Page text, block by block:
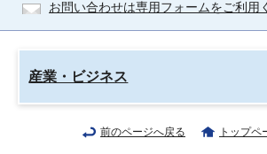
お問い合わせは専用フォームをご利用
産業・ビジネス
前のページへ戻る トップペ